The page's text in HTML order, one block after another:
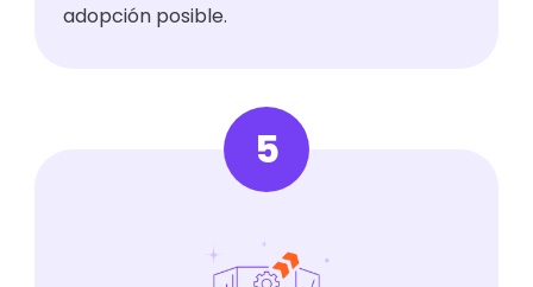
adopción posible.
5